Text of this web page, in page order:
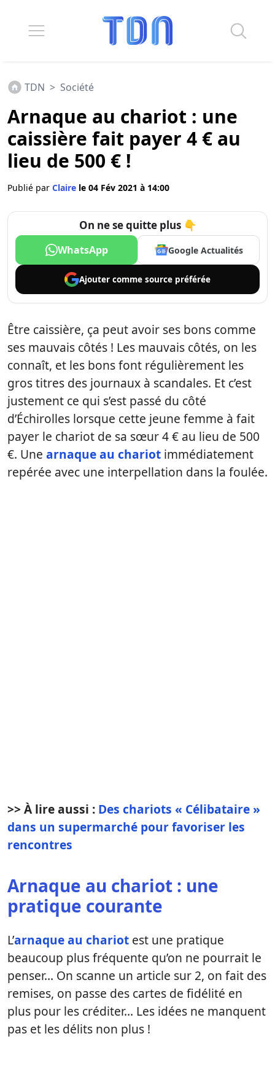
TDN > Société
Arnaque au chariot : une
caissière fait payer 4 € au
lieu de 500 € !
Publié par Claire le 04 Fév 2021 à 14:00
On ne se quitte plus 👇
WhatsApp Google Actualités
Ajouter comme source préférée
Être caissière, ça peut avoir ses bons comme
ses mauvais côtés ! Les mauvais côtés, on les
connaît, et les bons font régulièrement les
gros titres des journaux à scandales. Et c’est
justement ce qui s’est passé du côté
d’Échirolles lorsque cette jeune femme à fait
payer le chariot de sa sœur 4 € au lieu de 500
€. Une arnaque au chariot immédiatement
repérée avec une interpellation dans la foulée.
>> À lire aussi : Des chariots « Célibataire »
dans un supermarché pour favoriser les
rencontres
Arnaque au chariot : une
pratique courante
L’arnaque au chariot est une pratique
beaucoup plus fréquente qu’on ne pourrait le
penser… On scanne un article sur 2, on fait des
remises, on passe des cartes de fidélité en
plus pour les créditer… Les idées ne manquent
pas et les délits non plus !